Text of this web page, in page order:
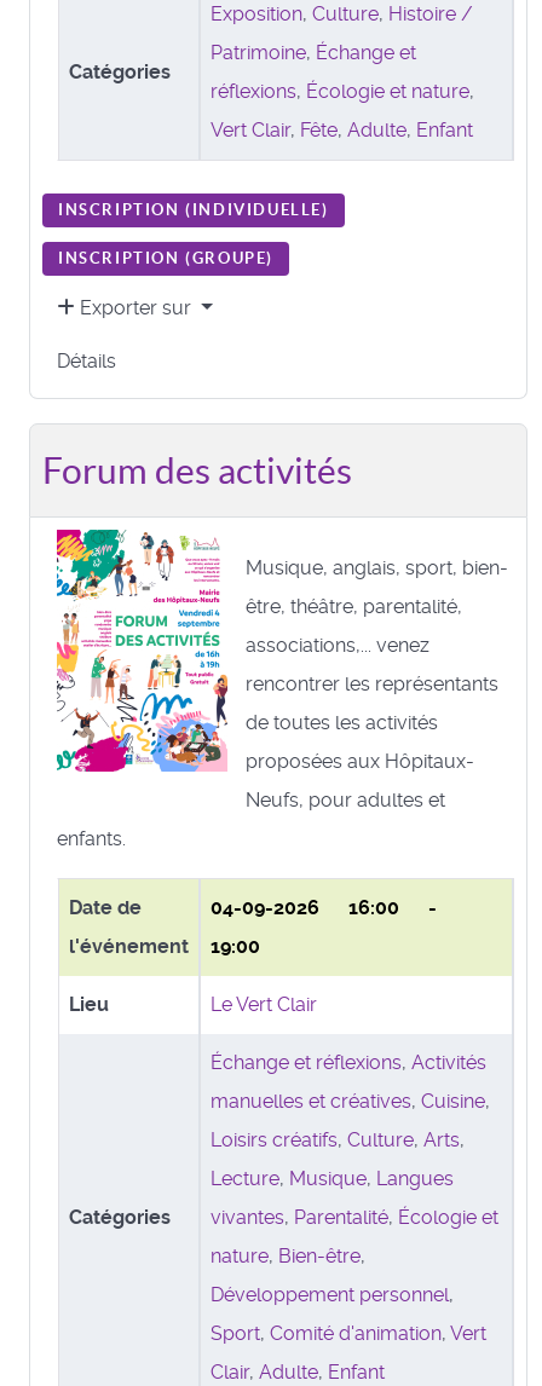
Catégories
Exposition, Culture, Histoire /
Patrimoine, Échange et
réflexions, Écologie et nature,
Vert Clair, Fête, Adulte, Enfant
INSCRIPTION ( INDIVIDUELLE)
INSCRIPTION (GROUPE)
Exporter sur
Détails
Forum des activités
Musique, anglais, sport, bien-
être, théâtre, parentalité,
associations,... venez
rencontrer les représentants
de toutes les activités
proposées aux Hôpitaux-
Neufs, pour adultes et
enfants.
Date de
l'événement
04-09-2026 16:00 -
19:00
Lieu Le Vert Clair
Catégories
Échange et réflexions, Activités
manuelles et créatives, Cuisine,
Loisirs créatifs, Culture, Arts,
Lecture, Musique, Langues
vivantes, Parentalité, Écologie et
nature, Bien-être,
Développement personnel,
Sport, Comité d'animation, Vert
Clair, Adulte, Enfant